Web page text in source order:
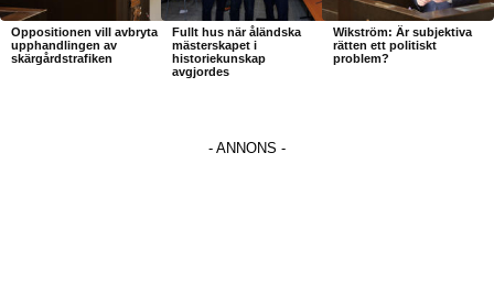
Oppositionen vill avbryta
upphandlingen av
skärgårdstrafiken
Fullt hus när åländska
mästerskapet i
historiekunskap
avgjordes
Wikström: Är subjektiva
rätten ett politiskt
problem?